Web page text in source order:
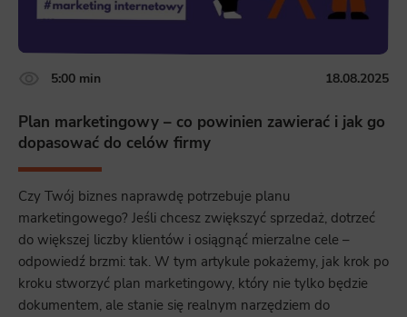
5:00 min 18.08.2025
Plan marketingowy – co powinien zawierać i jak go
dopasować do celów firmy
Czy Twój biznes naprawdę potrzebuje planu
marketingowego? Jeśli chcesz zwiększyć sprzedaż, dotrzeć
do większej liczby klientów i osiągnąć mierzalne cele –
odpowiedź brzmi: tak. W tym artykule pokażemy, jak krok po
kroku stworzyć plan marketingowy, który nie tylko będzie
dokumentem, ale stanie się realnym narzędziem do